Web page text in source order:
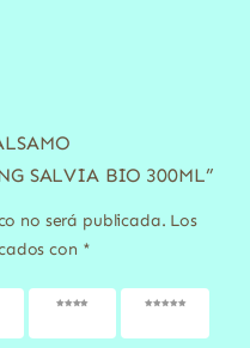
SALVIA BIO 300ML”
no será publicada. Los
con *
4 de 5
5 de 5